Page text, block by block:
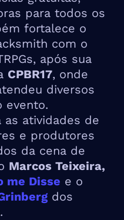
para todos os
fortalece o
com o
após sua
CPBR17, onde
diversos
evento.
as atividades de
e produtores
da cena de
Marcos Teixeira,
me Disse e o
dos
.